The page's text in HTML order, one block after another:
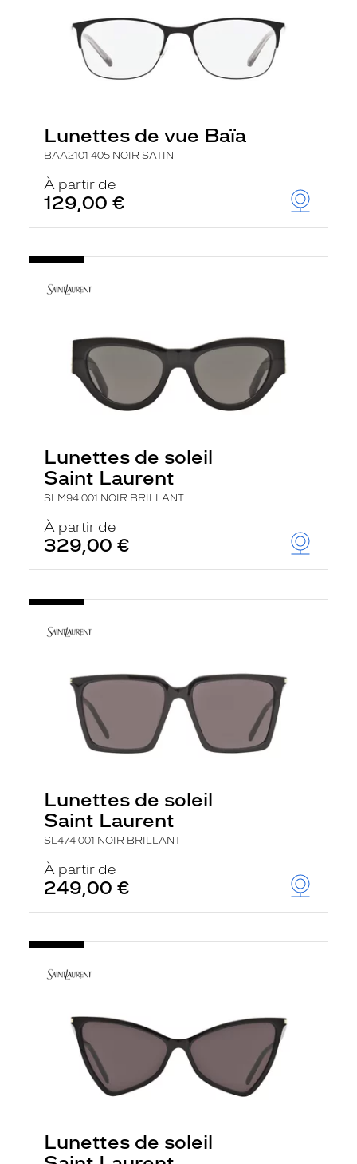
Lunettes de vue Baïa
BAA2101 405 NOIR SATIN
À partir de
129,00 €
Lunettes de soleil
Saint Laurent
SLM94 001 NOIR BRILLANT
À partir de
329,00 €
Lunettes de soleil
Saint Laurent
SL474 001 NOIR BRILLANT
À partir de
249,00 €
Lunettes de soleil